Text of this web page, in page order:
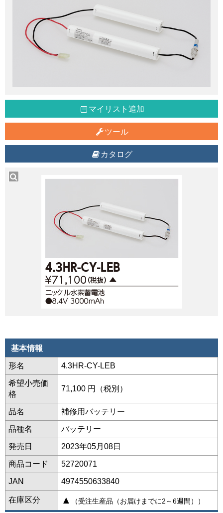
マイリスト追加
ツール
カタログ
基本情報
形名 4.3HR-CY-LEB
希望小売価
格
71,100 円（税別）
品名 補修用バッテリー
品種名 バッテリー
発売日 2023年05月08日
商品コード 52720071
JAN 4974550633840
在庫区分 ▲ （受注生産品（お届けまでに2～6週間））